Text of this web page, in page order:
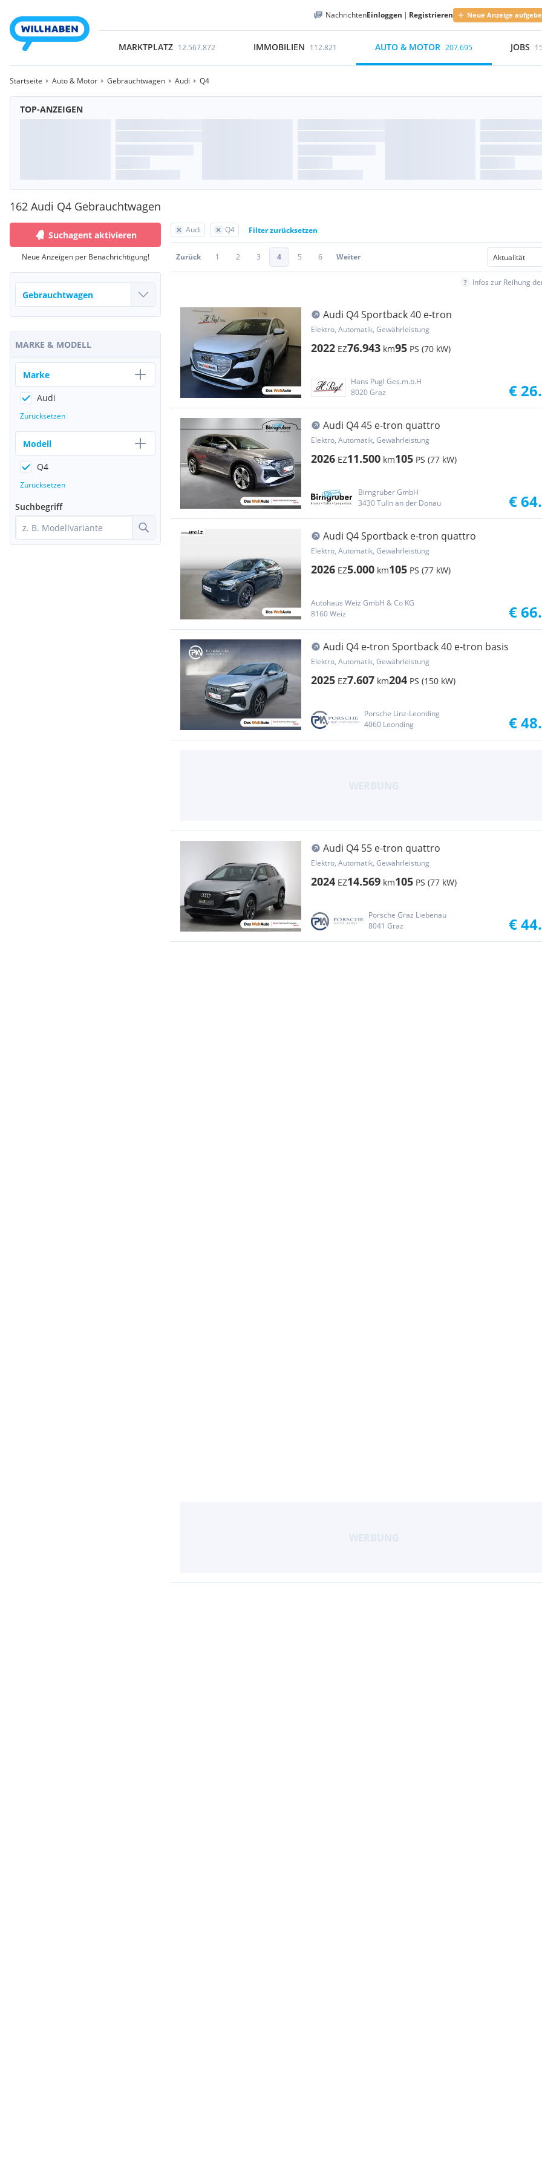
NachrichtenEinloggen | Registrieren Neue Anzeige
MARKTPLATZ 12.567.872 IMMOBILIEN 112.821 AUTO & MOTOR 207.695 JOBS
Startseite Auto & Motor Gebrauchtwagen Audi Q4
TOP-ANZEIGEN
162 Audi Q4 Gebrauchtwagen
Audi Q4 Filter zurücksetzen
Zurück 1 2 3 4 5 6 Weiter
Infos zur Reihung
Audi Q4 Sportback 40 e-tron
Elektro, Automatik, Gewährleistung
2022 EZ76.943 km95 PS (70 kW)
Hans Pugl Ges.m.b.H
8020 Graz
€
Audi Q4 45 e-tron quattro
Elektro, Automatik, Gewährleistung
2026 EZ11.500 km105 PS (77 kW)
Birngruber GmbH
3430 Tulln an der Donau
€
Audi Q4 Sportback e-tron quattro
Elektro, Automatik, Gewährleistung
2026 EZ5.000 km105 PS (77 kW)
Autohaus Weiz GmbH & Co KG
8160 Weiz
€
Audi Q4 e-tron Sportback 40 e-tron basis
Elektro, Automatik, Gewährleistung
2025 EZ7.607 km204 PS (150 kW)
Porsche Linz-Leonding
4060 Leonding
€
Audi Q4 55 e-tron quattro
Elektro, Automatik, Gewährleistung
2024 EZ14.569 km105 PS (77 kW)
Porsche Graz Liebenau
8041 Graz
€
Suchagent aktivieren
Neue Anzeigen per Benachrichtigung!
MARKE & MODELL
Marke
Audi
Zurücksetzen
Modell
Q4
Zurücksetzen
Suchbegriff